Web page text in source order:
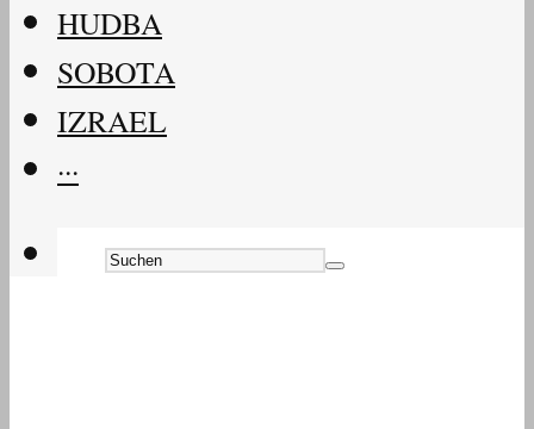
HUDBA
SOBOTA
IZRAEL
···